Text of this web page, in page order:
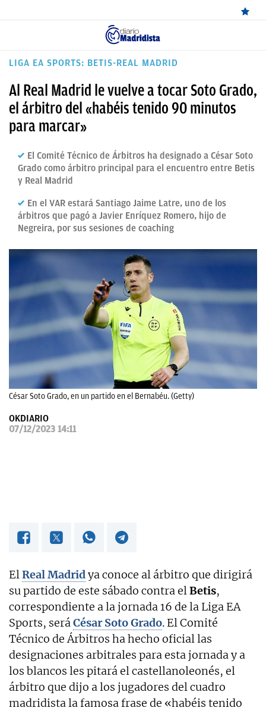
ÚLTIMAS
REAL
MADRID
CANTERA
DIRECTO
OKDIARIO
LIGA EA SPORTS: BETIS-REAL MADRID
Al Real Madrid le vuelve a tocar Soto Grado,
el árbitro del «habéis tenido 90 minutos
para marcar»
El Comité Técnico de Árbitros ha designado a César Soto
Grado como árbitro principal para el encuentro entre Betis
y Real Madrid
En el VAR estará Santiago Jaime Latre, uno de los
árbitros que pagó a Javier Enríquez Romero, hijo de
Negreira, por sus sesiones de coaching
César Soto Grado, en un partido en el Bernabéu. (Getty)
OKDIARIO
07/12/2023 14:11
ElReal Madridya conoce al árbitro que dirigirá
su partido de este sábado contra elBetis,
correspondiente a la jornada 16 de la Liga EA
Sports, seráCésar Soto Grado. El Comité
Técnico de Árbitros ha hecho oficial las
designaciones arbitrales para esta jornada y a
los blancos les pitará el castellanoleonés, el
árbitro que dijo a los jugadores del cuadro
madridista la famosa frase de «habéis tenido